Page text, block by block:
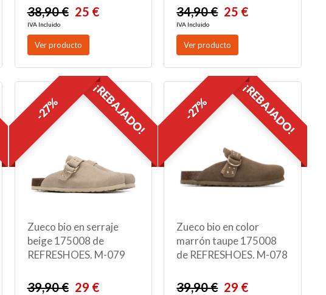
38,90 € 25 €
IVA Incluido
Ver producto
34,90 € 25 €
IVA Incluido
Ver producto
¡REBAJADO!
-27%
Zueco bio en serraje
beige 175008 de
REFRESHOES. M-079
39,90 € 29 €
¡REBAJADO!
-27%
Zueco bio en color
marrón taupe 175008
de REFRESHOES. M-078
39,90 € 29 €